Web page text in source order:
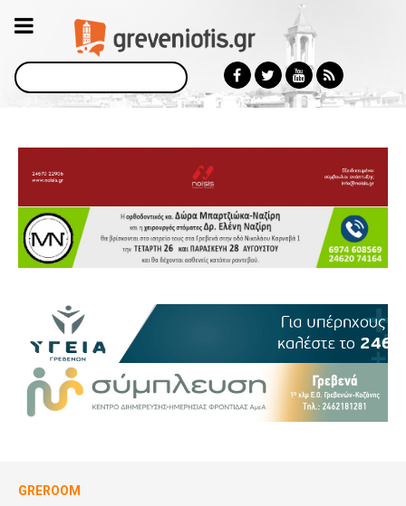
Αναζήτηση
GREROOM